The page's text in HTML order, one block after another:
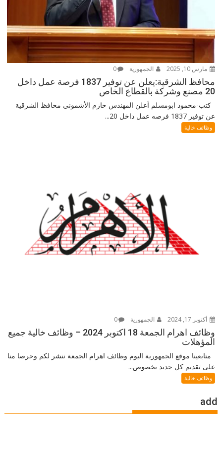
مارس 10, 2025 الجمهورية 0
محافظ الشرقية:يعلن عن توفير 1837 فرصة عمل داخل
20 مصنع وشركة بالقطاع الخاص
كتب-محمود ابومسلم أعلن المهندس حازم الأشموني محافظ الشرقية
عن توفير 1837 فرصه عمل داخل 20...
وظائف خالية
أكتوبر 17, 2024 الجمهورية 0
وظائف اهرام الجمعة 18 اكتوبر 2024 – وظائف خالية جميع
المؤهلات
متابعينا موقع الجمهورية اليوم وظائف اهرام الجمعة ننشر لكم وحرصا منا
على تقديم كل جديد بخصوص...
وظائف خالية
add